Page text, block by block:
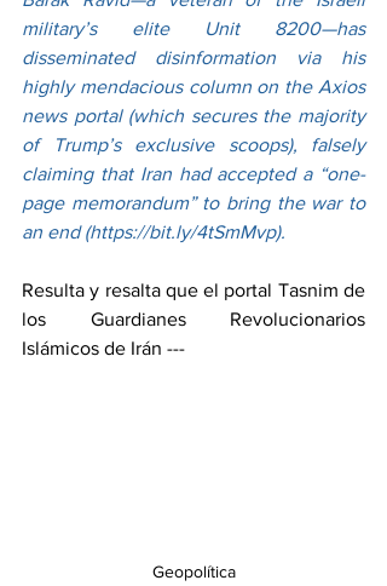
military’s elite Unit 8200—has
disseminated disinformation via his
highly mendacious column on the Axios
news portal (which secures the majority
of Trump’s exclusive scoops), falsely
claiming that Iran had accepted a “one-
page memorandum” to bring the war to
an end (https://bit.ly/4tSmMvp).
Resulta y resalta que el portal Tasnim de
los Guardianes Revolucionarios
Islámicos de Irán ---
Geopolítica